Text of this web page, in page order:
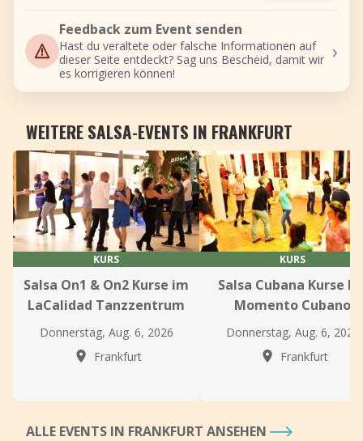
Feedback zum Event senden
Hast du veraltete oder falsche Informationen auf
dieser Seite entdeckt? Sag uns Bescheid, damit wir
es korrigieren können!
›
WEITERE SALSA-EVENTS IN FRANKFURT
KURS
Salsa On1 & On2 Kurse im
LaCalidad Tanzzentrum
Donnerstag, Aug. 6, 2026
Frankfurt
KURS
Salsa Cubana Kurse
Momento Cubano
Donnerstag, Aug. 6, 2026
Frankfurt
ALLE EVENTS IN FRANKFURT ANSEHEN